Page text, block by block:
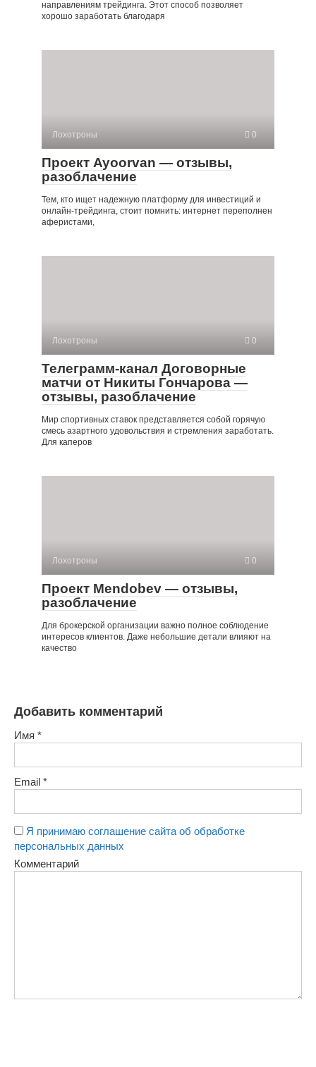
направлениям трейдинга. Этот способ позволяет
хорошо заработать благодаря
Лохотроны 0
Проект Ayoorvan — отзывы,
разоблачение
Тем, кто ищет надежную платформу для инвестиций и
онлайн-трейдинга, стоит помнить: интернет переполнен
аферистами,
Лохотроны 0
Телеграмм-канал Договорные
матчи от Никиты Гончарова —
отзывы, разоблачение
Мир спортивных ставок представляется собой горячую
смесь азартного удовольствия и стремления заработать.
Для каперов
Лохотроны 0
Проект Mendobev — отзывы,
разоблачение
Для брокерской организации важно полное соблюдение
интересов клиентов. Даже небольшие детали влияют на
качество
Добавить комментарий
Имя *
Email *
Я принимаю соглашение сайта об обработке
персональных данных
Комментарий